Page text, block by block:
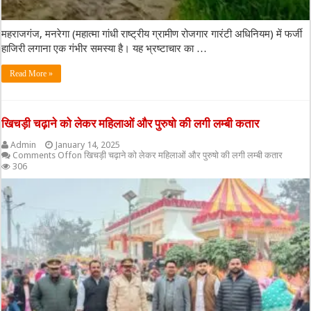
महराजगंज, मनरेगा (महात्मा गांधी राष्ट्रीय ग्रामीण रोजगार गारंटी अधिनियम) में फर्जी
हाजिरी लगाना एक गंभीर समस्या है। यह भ्रष्टाचार का …
Read More »
खिचड़ी चढ़ाने को लेकर महिलाओं और पुरुषो की लगी लम्बी कतार
Admin
January 14, 2025
Comments Offon खिचड़ी चढ़ाने को लेकर महिलाओं और पुरुषो की लगी लम्बी कतार
306